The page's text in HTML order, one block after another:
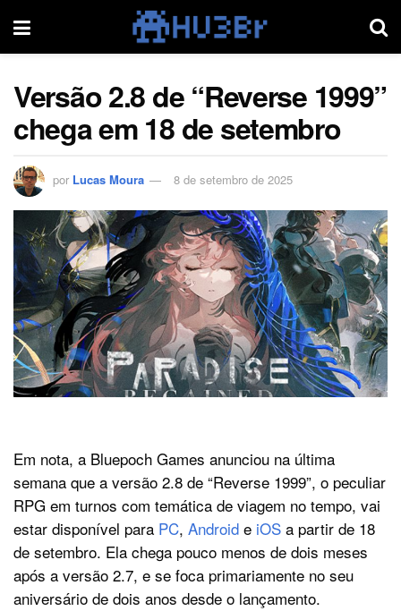
Versão 2.8 de “Reverse 1999”
chega em 18 de setembro
por Lucas Moura 8 de setembro de 2025
Em nota, a Bluepoch Games anunciou na última
semana que a versão 2.8 de “Reverse 1999”, o peculiar
RPG em turnos com temática de viagem no tempo, vai
estar disponível para PC, Android e iOS a partir de 18
de setembro. Ela chega pouco menos de dois meses
após a versão 2.7, e se foca primariamente no seu
aniversário de dois anos desde o lançamento.